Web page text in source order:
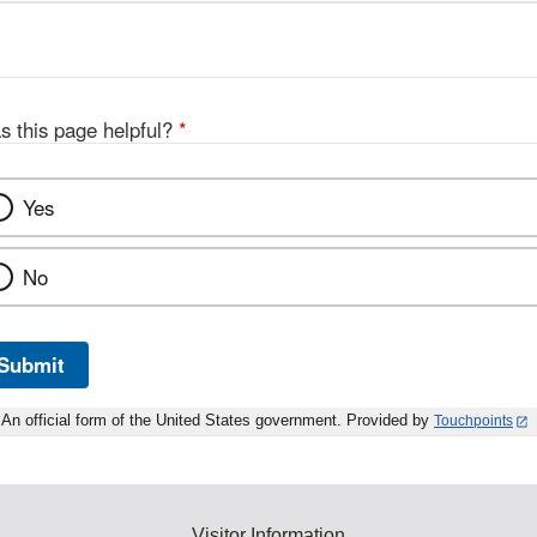
this page helpful? *
Yes
No
An official form of the United States government. Provided by Touchpoints